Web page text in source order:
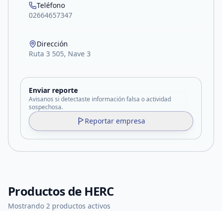
Teléfono
02664657347
Dirección
Ruta 3 505, Nave 3
Enviar reporte
Avisanos si detectaste información falsa o actividad
sospechosa.
Reportar empresa
Productos de HERC
Mostrando 2 productos activos